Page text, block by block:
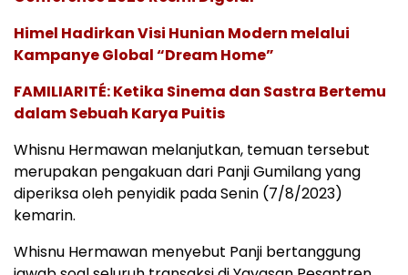
Himel Hadirkan Visi Hunian Modern melalui
Kampanye Global “Dream Home”
FAMILIARITÉ: Ketika Sinema dan Sastra Bertemu
dalam Sebuah Karya Puitis
Whisnu Hermawan melanjutkan, temuan tersebut
merupakan pengakuan dari Panji Gumilang yang
diperiksa oleh penyidik pada Senin (7/8/2023)
kemarin.
Whisnu Hermawan menyebut Panji bertanggung